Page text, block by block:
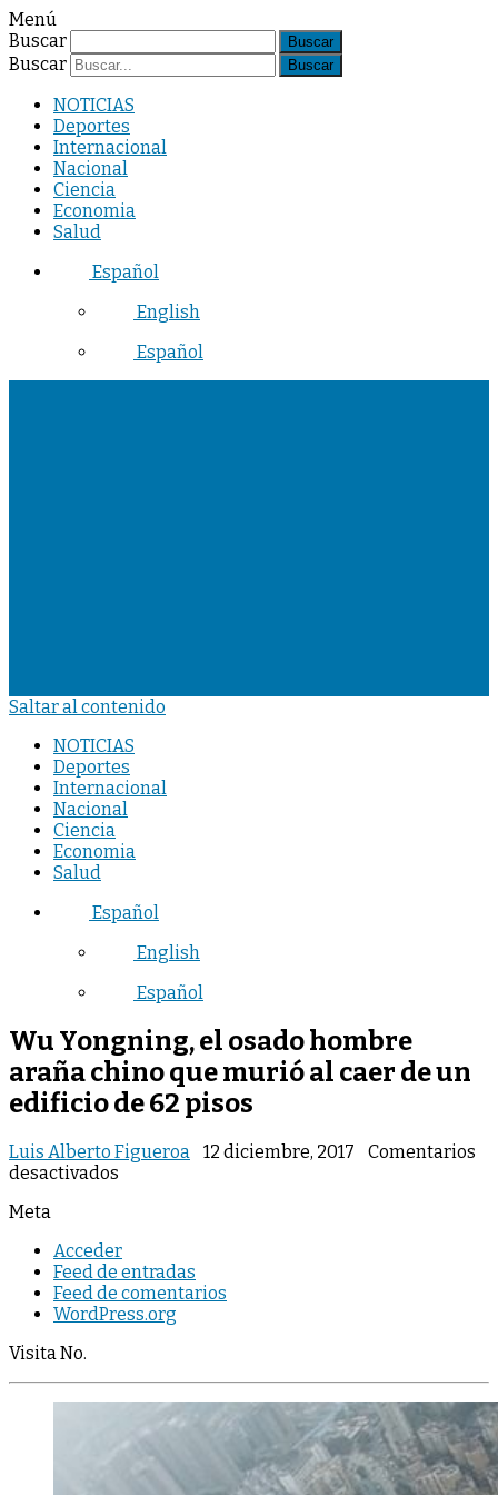
Menú
Buscar
Buscar
NOTICIAS
Deportes
Internacional
Nacional
Ciencia
Economia
Salud
Español
English
Español
Saltar al contenido
NOTICIAS
Deportes
Internacional
Nacional
Ciencia
Economia
Salud
Español
English
Español
Wu Yongning, el osado hombre
araña chino que murió al caer de un
edificio de 62 pisos
Luis Alberto Figueroa 12 diciembre, 2017
Comentarios
desactivados
osado
hombre
araña
chino
al
caer
edificio
Meta
Acceder
Feed de entradas
Feed de comentarios
WordPress.org
Visita No.